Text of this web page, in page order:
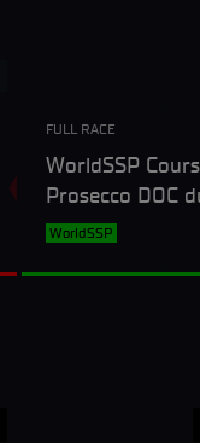
FULL RACE
WorldSSP
Prosecco DOC
Uni
WorldSSP